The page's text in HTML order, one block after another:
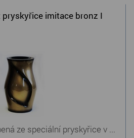
pryskyřice imitace bronz I
ze speciální pryskyřice v ...